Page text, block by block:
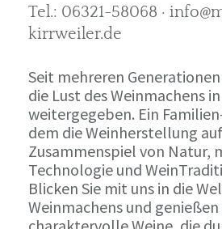
Tel.: 06321-58068 ·
kirrweiler.de
Seit mehreren
die Lust des Weinmachens
weitergegeben. Ein
dem die Weinherstellung
Zusammenspiel von Natur,
Technologie und
Blicken Sie mit uns in die
Weinmachens und genießen